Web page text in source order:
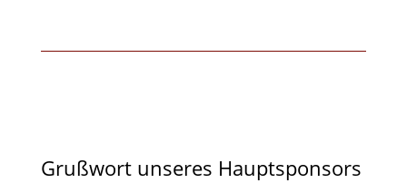
Grußwort unseres Hauptsponsors